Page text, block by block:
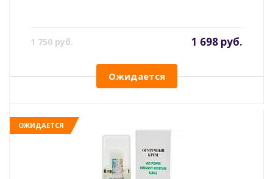
1 750 руб. 1 698 руб.
Ожидается
ОЖИДАЕТСЯ